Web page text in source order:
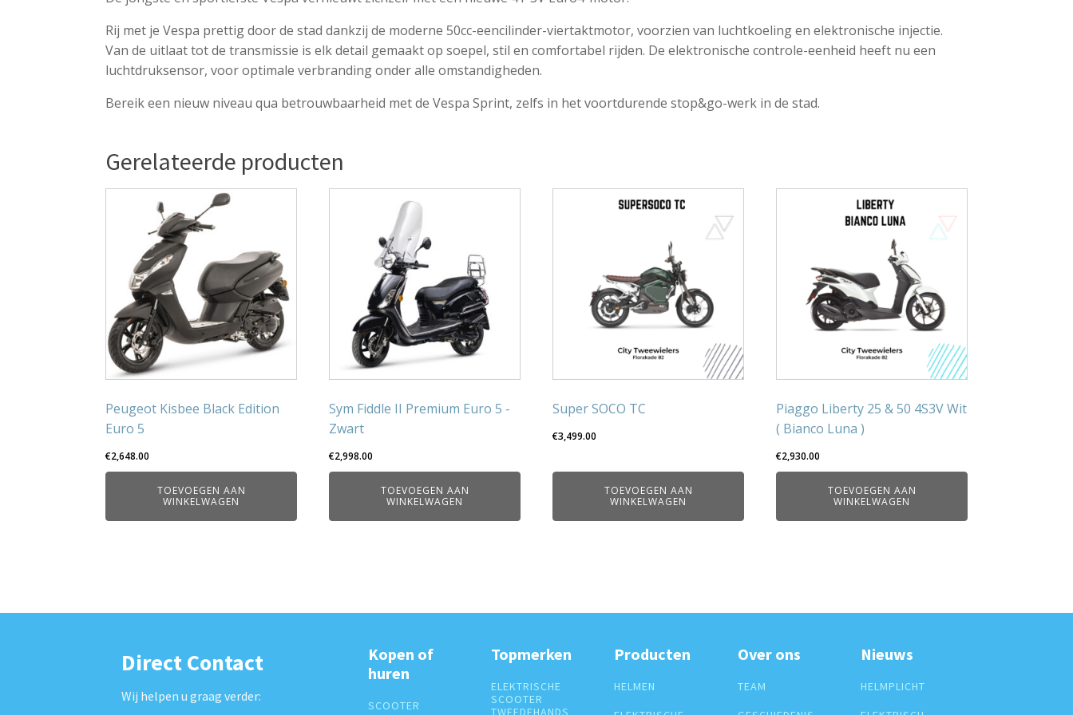
Rij met je Vespa prettig door de stad dankzij de moderne 50cc-eencilinder-viertaktmotor, voorzien van luchtkoeling en elektronische injectie.
Van de uitlaat tot de transmissie is elk detail gemaakt op soepel, stil en comfortabel rijden. De elektronische controle-eenheid heeft nu een
luchtdruksensor, voor optimale verbranding onder alle omstandigheden.
Bereik een nieuw niveau qua betrouwbaarheid met de Vespa Sprint, zelfs in het voortdurende stop&go-werk in de stad.
Gerelateerde producten
Peugeot Kisbee Black Edition
Euro 5
€2,648.00
TOEVOEGEN AAN
WINKELWAGEN
Sym Fiddle II Premium Euro 5 -
Zwart
€2,998.00
TOEVOEGEN AAN
WINKELWAGEN
Super SOCO TC
€3,499.00
TOEVOEGEN AAN
WINKELWAGEN
Piaggo Liberty 25 & 50 4S3V Wit
( Bianco Luna )
€2,930.00
TOEVOEGEN AAN
WINKELWAGEN
Direct Contact
Wij helpen u graag verder:
Kopen of
huren
SCOOTER
Topmerken
ELEKTRISCHE
SCOOTER
TWEEDEHANDS
Producten
HELMEN
Over ons
TEAM
Nieuws
HELMPLICHT